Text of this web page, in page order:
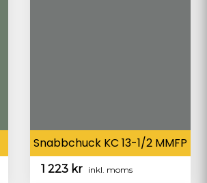
Snabbchuck KC 13-1/2 MMFP
1 223 kr inkl. moms